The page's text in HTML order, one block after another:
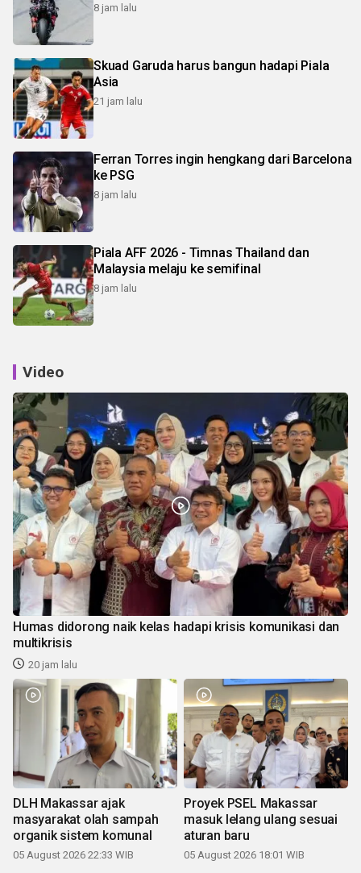
8 jam lalu
Skuad Garuda harus bangun hadapi Piala
Asia
21 jam lalu
Ferran Torres ingin hengkang dari Barcelona
ke PSG
8 jam lalu
Piala AFF 2026 - Timnas Thailand dan
Malaysia melaju ke semifinal
8 jam lalu
Video
Humas didorong naik kelas hadapi krisis komunikasi dan
multikrisis
20 jam lalu
DLH Makassar ajak
masyarakat olah sampah
organik sistem komunal
05 August 2026 22:33 WIB
Proyek PSEL Makassar
masuk lelang ulang sesuai
aturan baru
05 August 2026 18:01 WIB